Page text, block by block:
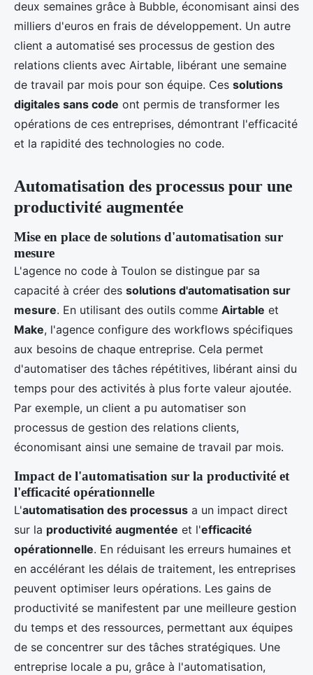
deux semaines grâce à Bubble, économisant ainsi des
milliers d'euros en frais de développement. Un autre
client a automatisé ses processus de gestion des
relations clients avec Airtable, libérant une semaine
de travail par mois pour son équipe. Ces solutions
digitales sans code ont permis de transformer les
opérations de ces entreprises, démontrant l'efficacité
et la rapidité des technologies no code.
Automatisation des processus pour une
productivité augmentée
Mise en place de solutions d'automatisation sur
mesure
L'agence no code à Toulon se distingue par sa
capacité à créer des solutions d'automatisation sur
mesure. En utilisant des outils comme Airtable et
Make, l'agence configure des workflows spécifiques
aux besoins de chaque entreprise. Cela permet
d'automatiser des tâches répétitives, libérant ainsi du
temps pour des activités à plus forte valeur ajoutée.
Par exemple, un client a pu automatiser son
processus de gestion des relations clients,
économisant ainsi une semaine de travail par mois.
Impact de l'automatisation sur la productivité et
l'efficacité opérationnelle
L'automatisation des processus a un impact direct
sur la productivité augmentée et l'efficacité
opérationnelle. En réduisant les erreurs humaines et
en accélérant les délais de traitement, les entreprises
peuvent optimiser leurs opérations. Les gains de
productivité se manifestent par une meilleure gestion
du temps et des ressources, permettant aux équipes
de se concentrer sur des tâches stratégiques. Une
entreprise locale a pu, grâce à l'automatisation,